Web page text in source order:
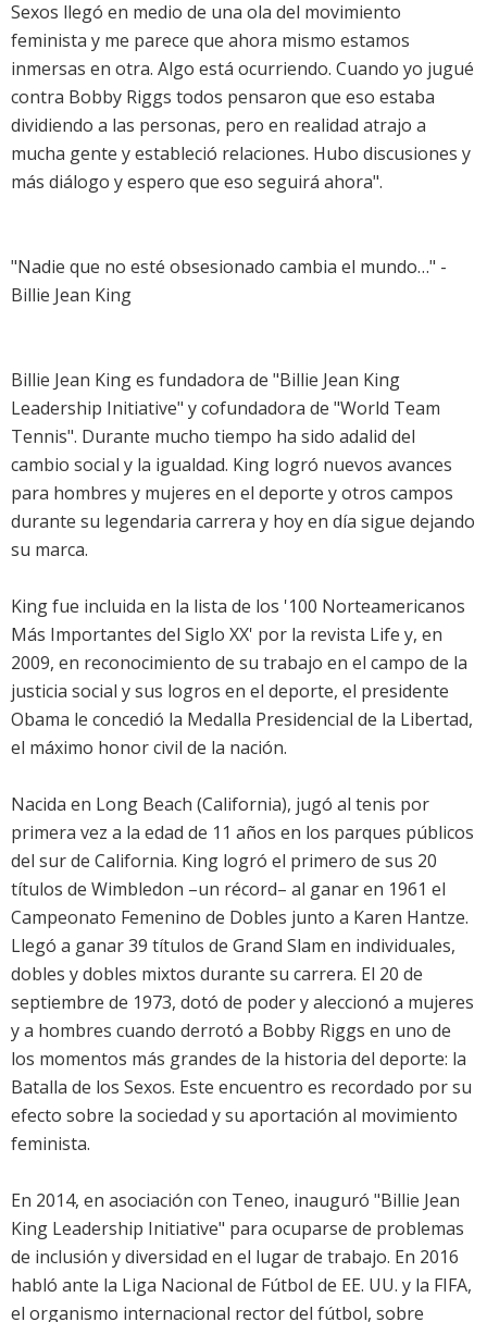
Sexos llegó en medio de una ola del movimiento
feminista y me parece que ahora mismo estamos
inmersas en otra. Algo está ocurriendo. Cuando yo jugué
contra Bobby Riggs todos pensaron que eso estaba
dividiendo a las personas, pero en realidad atrajo a
mucha gente y estableció relaciones. Hubo discusiones y
más diálogo y espero que eso seguirá ahora".
"Nadie que no esté obsesionado cambia el mundo…" -
Billie Jean King
Billie Jean King es fundadora de "Billie Jean King
Leadership Initiative" y cofundadora de "World Team
Tennis". Durante mucho tiempo ha sido adalid del
cambio social y la igualdad. King logró nuevos avances
para hombres y mujeres en el deporte y otros campos
durante su legendaria carrera y hoy en día sigue dejando
su marca.
King fue incluida en la lista de los '100 Norteamericanos
Más Importantes del Siglo XX' por la revista Life y, en
2009, en reconocimiento de su trabajo en el campo de la
justicia social y sus logros en el deporte, el presidente
Obama le concedió la Medalla Presidencial de la Libertad,
el máximo honor civil de la nación.
Nacida en Long Beach (California), jugó al tenis por
primera vez a la edad de 11 años en los parques públicos
del sur de California. King logró el primero de sus 20
títulos de Wimbledon –un récord– al ganar en 1961 el
Campeonato Femenino de Dobles junto a Karen Hantze.
Llegó a ganar 39 títulos de Grand Slam en individuales,
dobles y dobles mixtos durante su carrera. El 20 de
septiembre de 1973, dotó de poder y aleccionó a mujeres
y a hombres cuando derrotó a Bobby Riggs en uno de
los momentos más grandes de la historia del deporte: la
Batalla de los Sexos. Este encuentro es recordado por su
efecto sobre la sociedad y su aportación al movimiento
feminista.
En 2014, en asociación con Teneo, inauguró "Billie Jean
King Leadership Initiative" para ocuparse de problemas
de inclusión y diversidad en el lugar de trabajo. En 2016
habló ante la Liga Nacional de Fútbol de EE. UU. y la FIFA,
el organismo internacional rector del fútbol, sobre